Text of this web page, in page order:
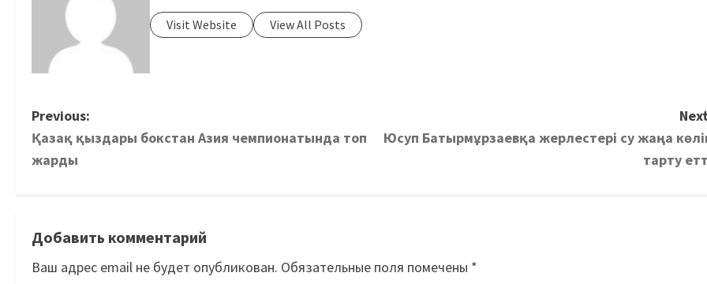
Visit Website View All Posts
Previous:
Қазақ қыздары бокстан Азия чемпионатында топ
жарды
Юсуп Батырмұрзаевқа жерлестері су жаңа
тарту
Добавить комментарий
Ваш адрес email не будет опубликован. Обязательные поля помечены *